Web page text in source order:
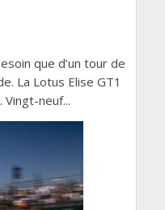
que d’un tour de
La Lotus Elise GT1
neuf...